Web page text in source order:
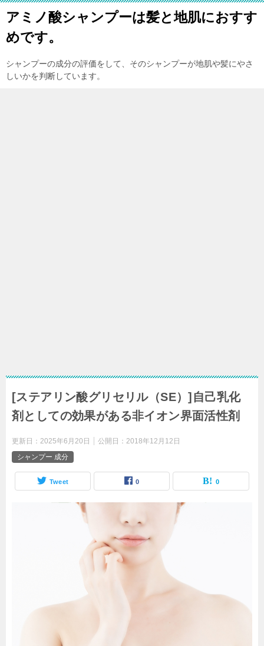
アミノ酸シャンプーは髪と地肌におすす
めです。
シャンプーの成分の評価をして、そのシャンプーが地肌や髪にやさ
しいかを判断しています。
[ステアリン酸グリセリル（SE）]自己乳化
剤としての効果がある非イオン界面活性剤
更新日： 2025年6月20日 公開日： 2018年12月12日
シャンプー 成分
Tweet 0 0